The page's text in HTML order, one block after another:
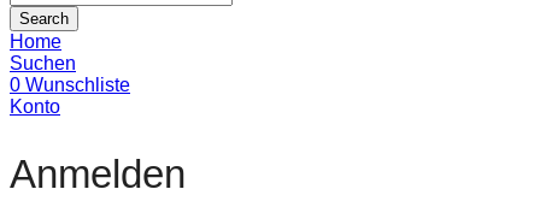
Search
Home
Suchen
0 Wunschliste
Konto
Anmelden